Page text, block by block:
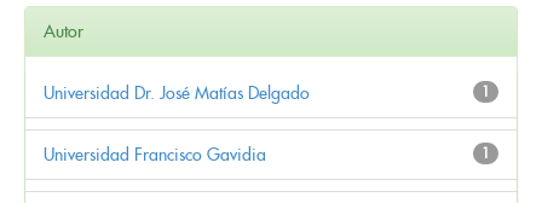
Autor
1
Universidad Dr. José Matías Delgado
1
Universidad Francisco Gavidia